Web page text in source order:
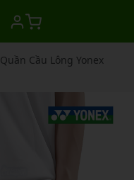
Quần Cầu Lông Yonex